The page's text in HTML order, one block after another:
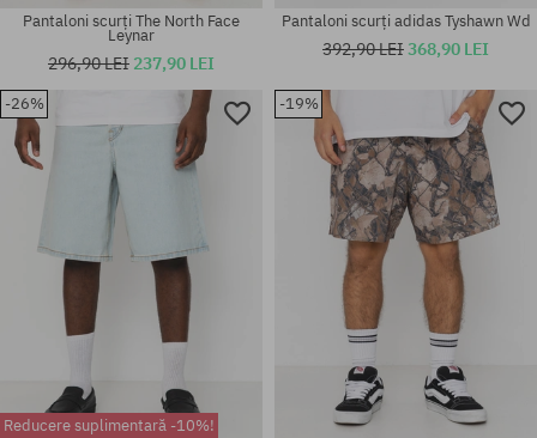
Mărimi existente:
30; 32; 33
Mărimi existente:
Pantaloni scurți The North Face
Leynar
296,90 LEI 237,90 LEI
Pantaloni scurți adidas Tyshawn Wd
392,90 LEI368,90 LEI
-26%
Reducere suplimentară -10%!
-19%